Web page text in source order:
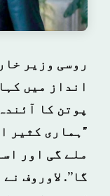
روسی وزیر
انداز میں
پوتن کا
"ہماری کثیر
ملے گی اور
گا”. لاوروف